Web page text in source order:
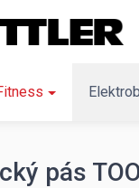
pás